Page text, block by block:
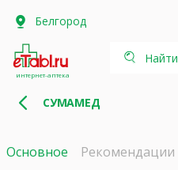
Белгород
интернет-аптека
Найти
СУМАМЕД
Основное Рекомендации